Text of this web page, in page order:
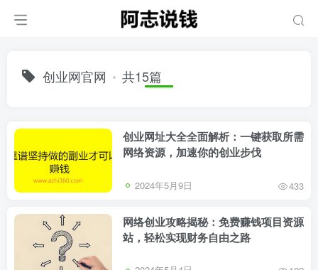
创业网官网 共15篇
创业网址大全全面解析：一键获取所需
网络资源，加速你的创业步伐
2024年5月9日 433
网络创业攻略揭秘：免费赚钱项目资源
站，轻松实现财务自由之路